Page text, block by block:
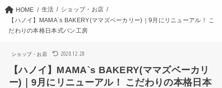
HOME 生活
ショップ・お店
【ハノイ】MAMA`s BAKERY(ママズベーカリー)｜9月にリニューアル！ こ
だわりの本格日本式パン工房
ショップ・お店 2020.12.28
【ハノイ】MAMA`s BAKERY(ママズベーカリ
ー)｜9月にリニューアル！ こだわりの本格日本